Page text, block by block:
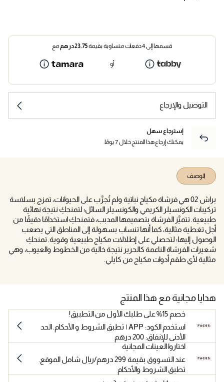
قسمها إلى 4 دفعات متساوية بقيمة 23.75درهممع
أو
التوصيل والإرجاع
إسترجاع سهل
يمكنك إرجاع هذا المنتج خلال 7 يومًا.
الوصف
براش 02 هي فرشاة مكياج نباتية ولم تُجرَّب على الحيوانات، تمزج بسلاسة
تركيبات الكونسيلر الكريمي والكونسيلر السائل؛ لتمنحكِ نتيجة نهائية
طبيعية. تتميَّز الفرشاة بتصميمها المدبب، فتمنحكِ استخدامًا دقيقًا من
أجل تغطية مثالية، كما أنها تنساب بسهولة إلى المناطق التي يصعب
الوصول إليها؛ لتحصلي على إطلالات مكياج طبيعية وقوية. تمنحكِ
شعيرات الفرشاة الناعمة كالحرير نتيجة خالية من الخطوط والعيوب، وهي
مثالية لأي طقم أدوات مكياج من كايلي.
هدايا مجانية مع هذا المنتج
خصم 15% على طلبك الأول من التطبيق!
استخدم الكود: APP | تطبق الشروط و الأحكام. الحد
الأدنى للإنفاق: 200 درهم
اختاروا العينات المجانية
عند التسووق بقيمة 299 درهم/ريال شامل الموقع.
تطبق الشروط والأحكام